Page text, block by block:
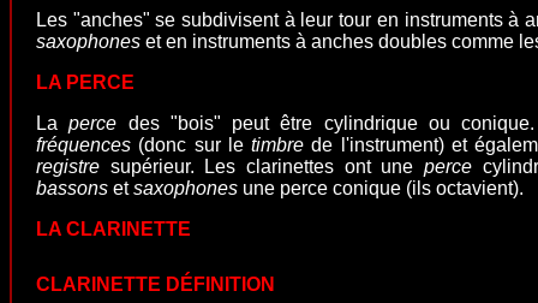
Les "anches" se subdivisent à leur tour en instruments à
saxophones et en instruments à anches doubles comme
LA PERCE
Laperce des "bois" peut être cylindrique ou
fréquences (donc sur letimbre de l'instrument) et
registre supérieur. Les clarinettes ont une perce
bassons etsaxophones une perce conique (ils octavient).
LA CLARINETTE
CLARINETTE DÉFINITION